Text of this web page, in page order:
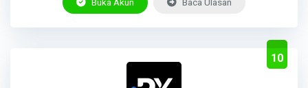
Buka Akun Baca Ulasan
10